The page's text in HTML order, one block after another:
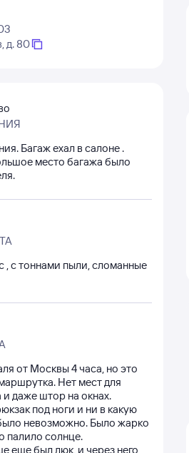
д. 80
Багаж ехал в салоне .
место багажа было
, с тоннами пыли, сломанные
от Москвы 4 часа, но это
Нет мест для
даже штор на окнах.
под ноги и ни в какую
невозможно. Было жарко
палило солнце.
еще был люк, и через него